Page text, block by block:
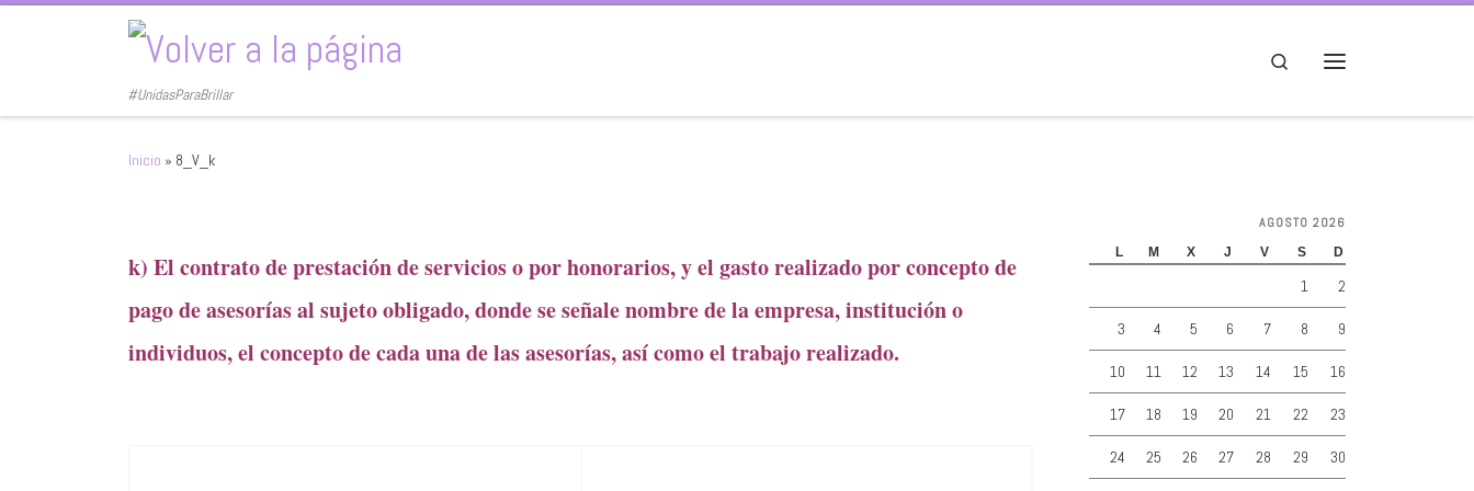
Saltar al contenido
#UnidasParaBrillar
Search
Inicio » 8_V_k
k) El contrato de prestación de servicios o por honorarios, y el gasto realizado por concepto de
pago de asesorías al sujeto obligado, donde se señale nombre de la empresa, institución o
individuos, el concepto de cada una de las asesorías, así como el trabajo realizado.
AGOSTO 2026
L M X J V S D
1 2
3 4 5 6 7 8 9
10 11 12 13 14 15 16
17 18 19 20 21 22 23
24 25 26 27 28 29 30